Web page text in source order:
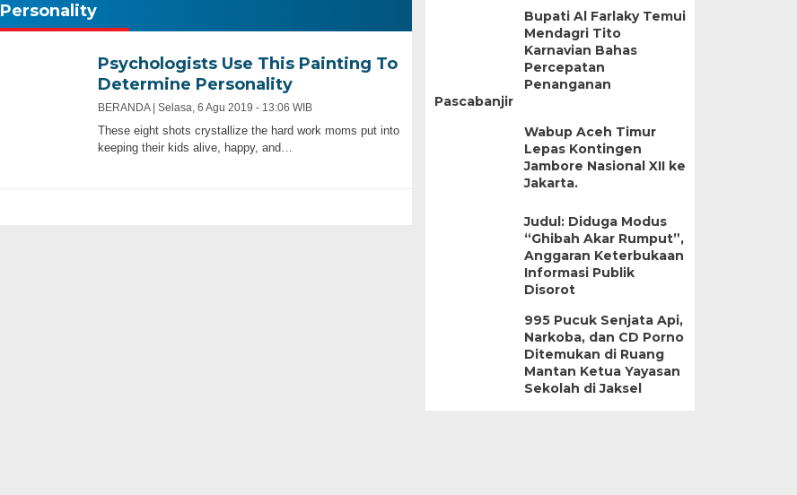
Personality
Psychologists Use This Painting To
Determine Personality
BERANDA | Selasa, 6 Agu 2019 - 13:06 WIB
These eight shots crystallize the hard work moms put into
keeping their kids alive, happy, and…
Bupati Al Farlaky Temui
Mendagri Tito
Karnavian Bahas
Percepatan
Penanganan
Pascabanjir
Wabup Aceh Timur
Lepas Kontingen
Jambore Nasional XII ke
Jakarta.
Judul: Diduga Modus
“Ghibah Akar Rumput”,
Anggaran Keterbukaan
Informasi Publik
Disorot
995 Pucuk Senjata Api,
Narkoba, dan CD Porno
Ditemukan di Ruang
Mantan Ketua Yayasan
Sekolah di Jaksel